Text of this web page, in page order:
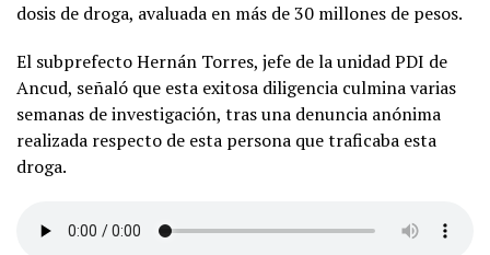
dosis de droga, avaluada en más de 30 millones de pesos.
El subprefecto Hernán Torres, jefe de la unidad PDI de
Ancud, señaló que esta exitosa diligencia culmina varias
semanas de investigación, tras una denuncia anónima
realizada respecto de esta persona que traficaba esta
droga.